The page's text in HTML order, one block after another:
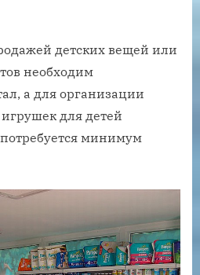
детских вещей или
необходим
а для организации
для детей
минимум